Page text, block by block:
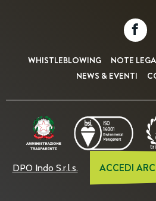
WHISTLEBLOWING NOTE
NEWS & EVENTI
DPO Indo S.r.l.s. ACCEDI